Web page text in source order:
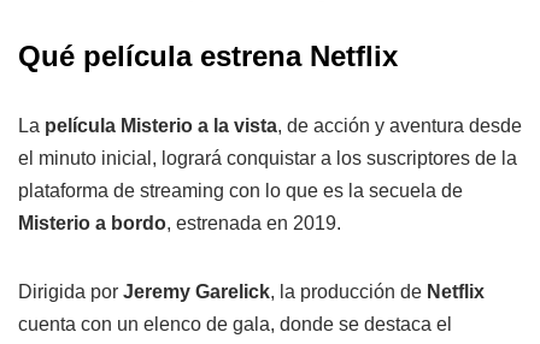
Qué película estrena Netflix
La película Misterio a la vista, de acción y aventura desde
el minuto inicial, logrará conquistar a los suscriptores de la
plataforma de streaming con lo que es la secuela de
Misterio a bordo, estrenada en 2019.
Dirigida por Jeremy Garelick, la producción de Netflix
cuenta con un elenco de gala, donde se destaca el